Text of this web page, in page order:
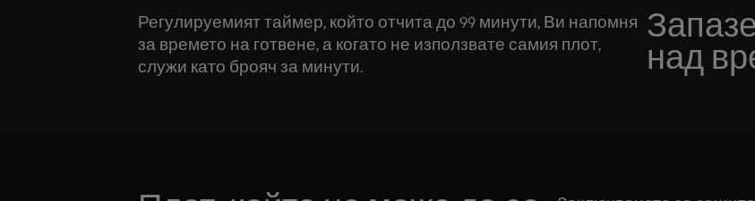
над
Регулируемият таймер, който отчита до 99 минути, Ви напомня
за времето на готвене, а когато не използвате самия плот,
служи като брояч за минути.